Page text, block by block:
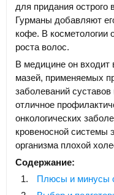
для придания
Гурманы добавляют
кофе. В косметологии
роста волос.
В медицине он входит
мазей, применяемых
заболеваний
отличное
онкологических
кровеносной системы
организма плохой
Содержание:
Плюсы и минусы